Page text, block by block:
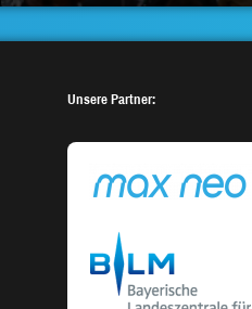
Unsere Partner: